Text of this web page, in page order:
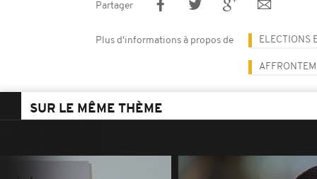
Partager
Plus d'informations à propos de ELECTIONS
SUR LE MÊME THÈME